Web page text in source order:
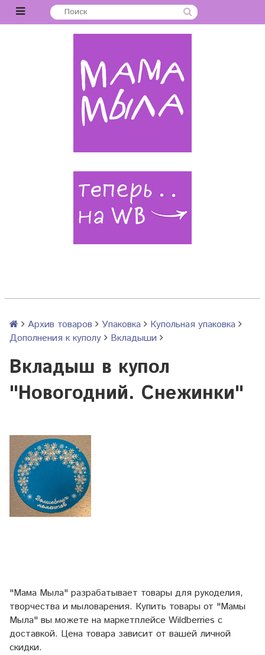
Архив товаров Упаковка
Купольная упаковка
Дополнения к куполу
Вкладыши
Вкладыш в купол
"Новогодний. Снежинки"
"Мама Мыла" разрабатывает товары для рукоделия,
творчества и мыловарения. Купить товары от "Мамы
Мыла" вы можете на маркетплейсе Wildberries с
доставкой. Цена товара зависит от вашей личной
скидки.